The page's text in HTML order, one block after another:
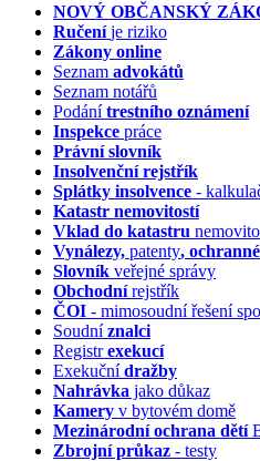
NOVÝ OBČANSKÝ
Ručeníje riziko
Zákony online
Seznam advokátů
Seznam notářů
Podánítrestního oznámení
Inspekce práce
Právní slovník
Insolvenčnírejstřík
Splátky insolvence -
Katastr nemovitostí
Vklad do katastru
Vynálezy, patenty,
Slovník veřejné správy
Obchodnírejstřík
ČOI - mimosoudní řešení
Soudníznalci
Registrexekucí
Exekučnídražby
Nahrávka jako důkaz
Kamery v bytovém domě
Mezinárodní ochrana dětí
Zbrojní průkaz - testy